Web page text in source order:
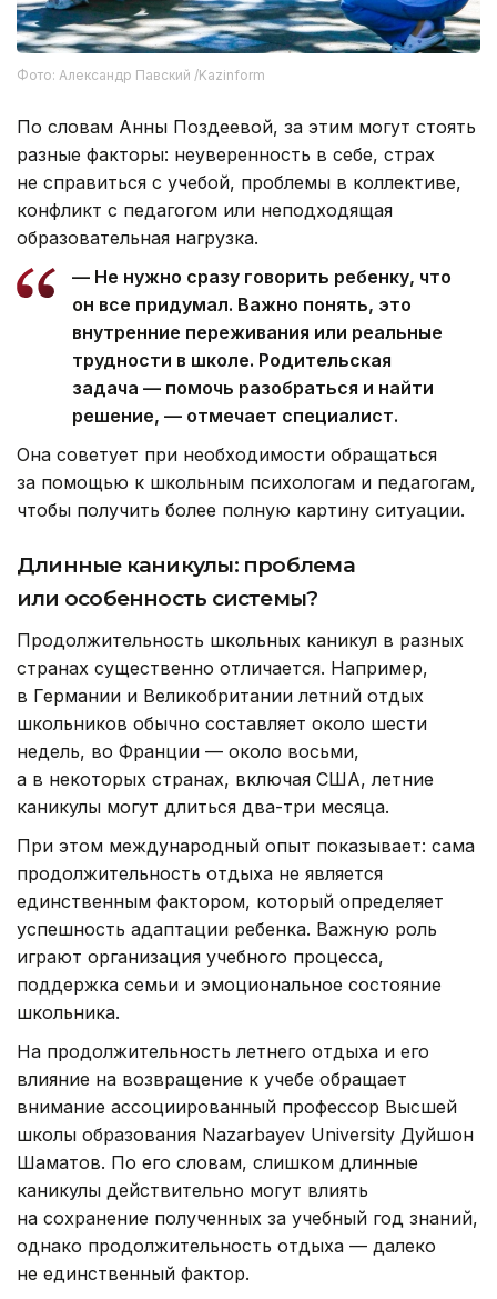
Фото: Александр Павский /Kazinform
По словам Анны Поздеевой, за этим могут стоять
разные факторы: неуверенность в себе, страх
не справиться с учебой, проблемы в коллективе,
конфликт с педагогом или неподходящая
образовательная нагрузка.
— Не нужно сразу говорить ребенку, что
он все придумал. Важно понять, это
внутренние переживания или реальные
трудности в школе. Родительская
задача — помочь разобраться и найти
решение, — отмечает специалист.
Она советует при необходимости обращаться
за помощью к школьным психологам и педагогам,
чтобы получить более полную картину ситуации.
Длинные каникулы: проблема
или особенность системы?
Продолжительность школьных каникул в разных
странах существенно отличается. Например,
в Германии и Великобритании летний отдых
школьников обычно составляет около шести
недель, во Франции — около восьми,
а в некоторых странах, включая США, летние
каникулы могут длиться два-три месяца.
При этом международный опыт показывает: сама
продолжительность отдыха не является
единственным фактором, который определяет
успешность адаптации ребенка. Важную роль
играют организация учебного процесса,
поддержка семьи и эмоциональное состояние
школьника.
На продолжительность летнего отдыха и его
влияние на возвращение к учебе обращает
внимание ассоциированный профессор Высшей
школы образования Nazarbayev University Дуйшон
Шаматов. По его словам, слишком длинные
каникулы действительно могут влиять
на сохранение полученных за учебный год знаний,
однако продолжительность отдыха — далеко
не единственный фактор.